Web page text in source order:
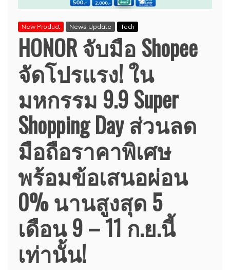
New Product News Update Tech
HONOR จับมือ Shopee
จัดโปรแรง! ใน
มหกรรม 9.9 Super
Shopping Day ส่วนลด
มือถือราคาพิเศษ
พร้อมข้อเสนอผ่อน
0% นานสูงสุด 5
เดือน 9 – 11 ก.ย.นี้
เท่านั้น!